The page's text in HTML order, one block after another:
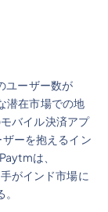
ユーザー数が
潜在市場での地
バイル決済アプ
ーを抱えるイン
は、
がインド市場に